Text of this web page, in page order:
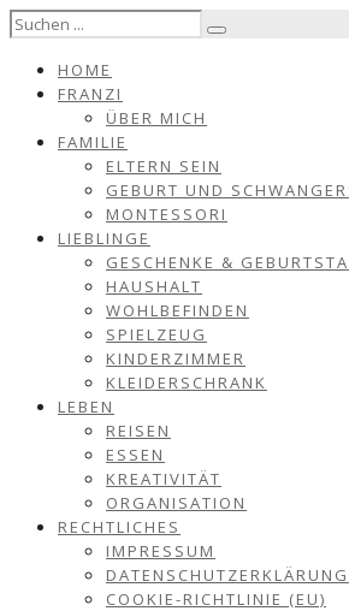
HOME
FRANZI
ÜBER MICH
FAMILIE
ELTERN SEIN
GEBURT UND
MONTESSORI
LIEBLINGE
GESCHENKE &
HAUSHALT
WOHLBEFINDEN
SPIELZEUG
KINDERZIMMER
KLEIDERSCHRANK
LEBEN
REISEN
ESSEN
KREATIVITÄT
ORGANISATION
RECHTLICHES
IMPRESSUM
DATENSCHUTZERKLÄRUNG
COOKIE-RICHTLINIE (EU)